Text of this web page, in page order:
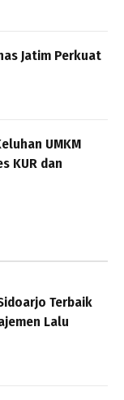
Jatim Perkuat
UMKM
KUR dan
Terbaik
Lalu